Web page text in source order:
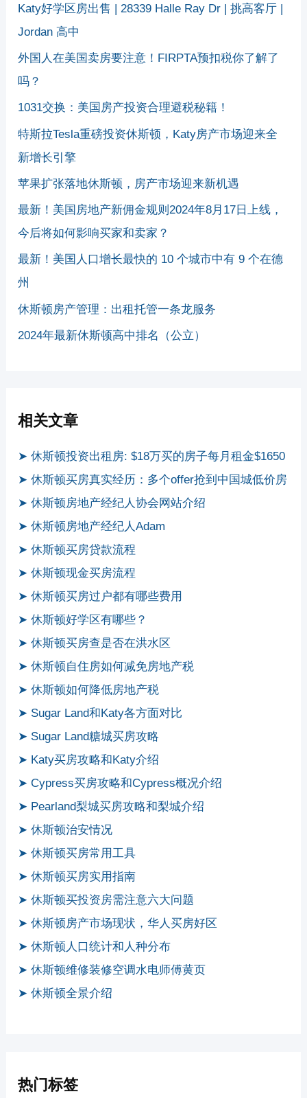
Katy好学区房出售 | 28339 Halle Ray Dr | 挑高客厅 |
Jordan 高中
外国人在美国卖房要注意！FIRPTA预扣税你了解了
吗？
1031交换：美国房产投资合理避税秘籍！
特斯拉Tesla重磅投资休斯顿，Katy房产市场迎来全
新增长引擎
苹果扩张落地休斯顿，房产市场迎来新机遇
最新！美国房地产新佣金规则2024年8月17日上线，
今后将如何影响买家和卖家？
最新！美国人口增长最快的 10 个城市中有 9 个在德
州
休斯顿房产管理：出租托管一条龙服务
2024年最新休斯顿高中排名（公立）
相关文章
➤ 休斯顿投资出租房: $18万买的房子每月租金$1650
➤ 休斯顿买房真实经历：多个offer抢到中国城低价房
➤ 休斯顿房地产经纪人协会网站介绍
➤ 休斯顿房地产经纪人Adam
➤ 休斯顿买房贷款流程
➤ 休斯顿现金买房流程
➤ 休斯顿买房过户都有哪些费用
➤ 休斯顿好学区有哪些？
➤ 休斯顿买房查是否在洪水区
➤ 休斯顿自住房如何减免房地产税
➤ 休斯顿如何降低房地产税
➤ Sugar Land和Katy各方面对比
➤ Sugar Land糖城买房攻略
➤ Katy买房攻略和Katy介绍
➤ Cypress买房攻略和Cypress概况介绍
➤ Pearland梨城买房攻略和梨城介绍
➤ 休斯顿治安情况
➤ 休斯顿买房常用工具
➤ 休斯顿买房实用指南
➤ 休斯顿买投资房需注意六大问题
➤ 休斯顿房产市场现状，华人买房好区
➤ 休斯顿人口统计和人种分布
➤ 休斯顿维修装修空调水电师傅黄页
➤ 休斯顿全景介绍
热门标签